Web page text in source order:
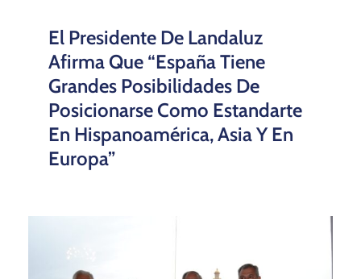
El Presidente De Landaluz
Afirma Que “España Tiene
Grandes Posibilidades De
Posicionarse Como Estandarte
En Hispanoamérica, Asia Y En
Europa”